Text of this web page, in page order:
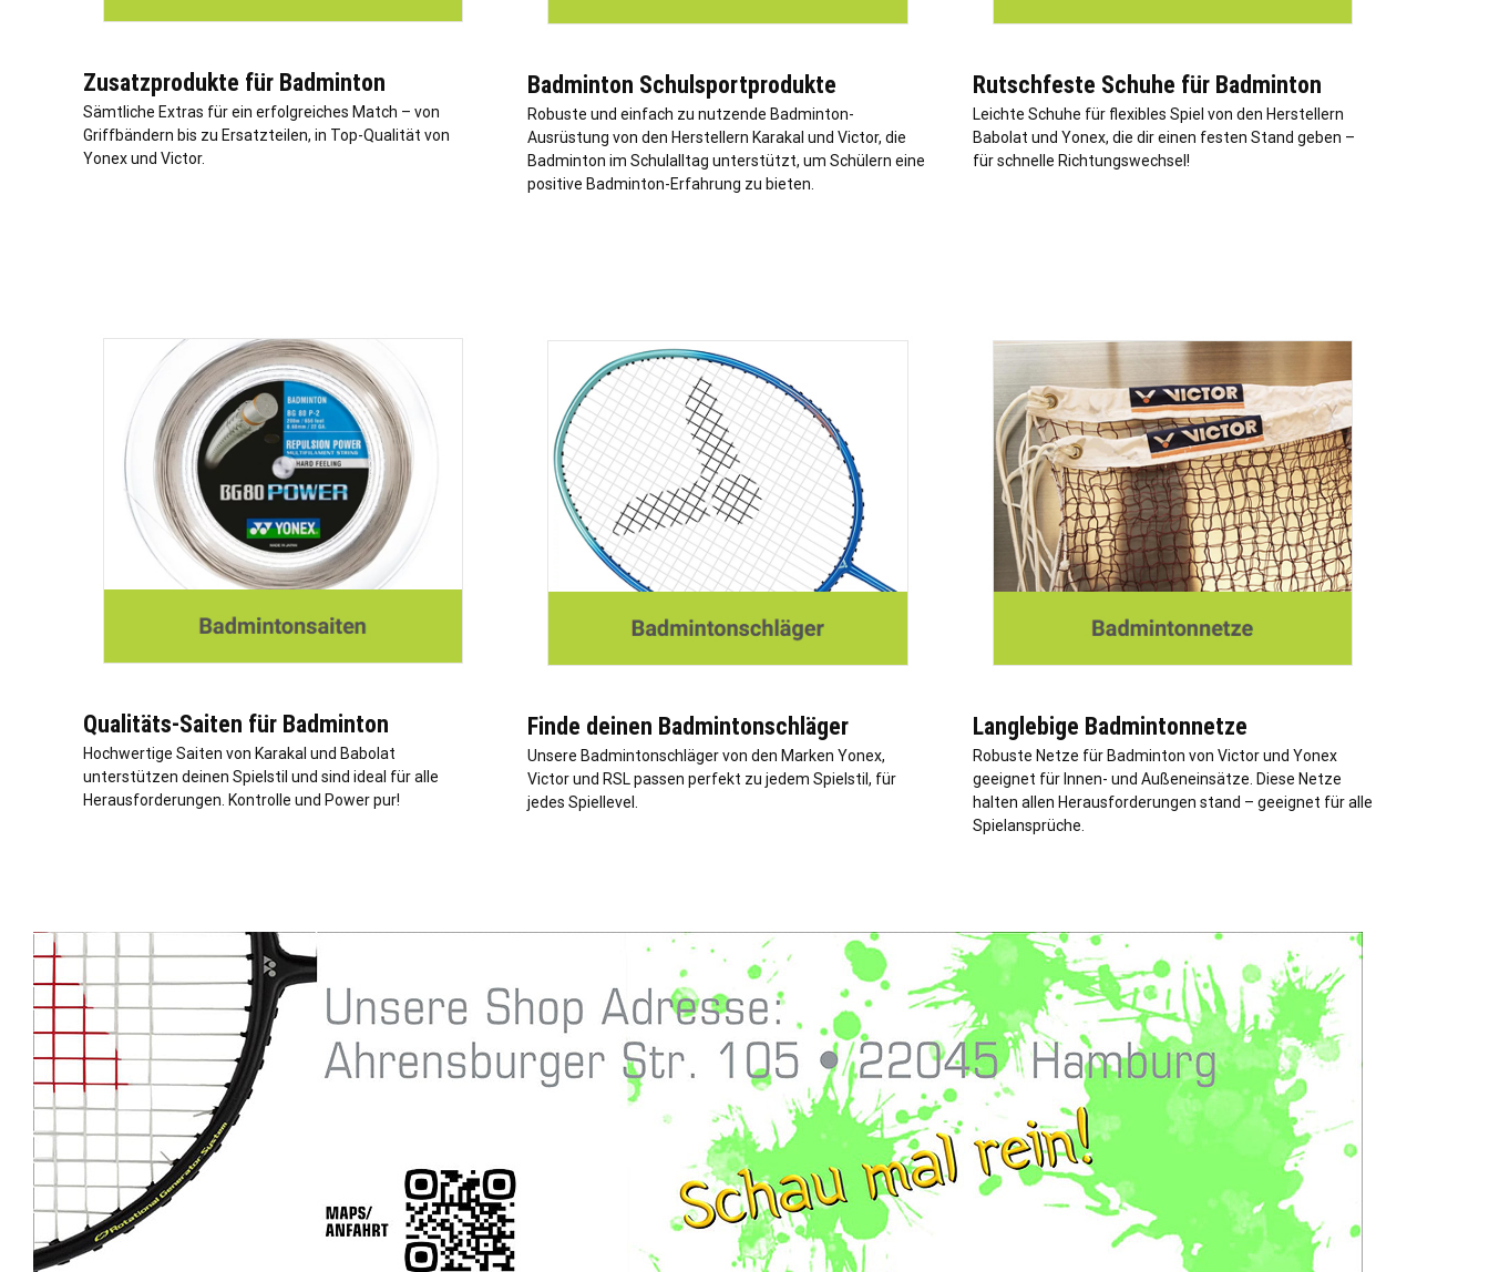
Zusatzprodukte für Badminton
Sämtliche Extras für ein erfolgreiches Match – von
Griffbändern bis zu Ersatzteilen, in Top-Qualität von
Yonex und Victor.
Badminton Schulsportprodukte
Robuste und einfach zu nutzende Badminton-
Ausrüstung von den Herstellern Karakal und Victor, die
Badminton im Schulalltag unterstützt, um Schülern eine
positive Badminton-Erfahrung zu bieten.
Rutschfeste Schuhe für Badminton
Leichte Schuhe für flexibles Spiel von den Herstellern
Babolat und Yonex, die dir einen festen Stand geben –
für schnelle Richtungswechsel!
Qualitäts-Saiten für Badminton
Hochwertige Saiten von Karakal und Babolat
unterstützen deinen Spielstil und sind ideal für alle
Herausforderungen. Kontrolle und Power pur!
Finde deinen Badmintonschläger
Unsere Badmintonschläger von den Marken Yonex,
Victor und RSL passen perfekt zu jedem Spielstil, für
jedes Spiellevel.
Langlebige Badmintonnetze
Robuste Netze für Badminton von Victor und Yonex
geeignet für Innen- und Außeneinsätze. Diese Netze
halten allen Herausforderungen stand – geeignet für alle
Spielansprüche.